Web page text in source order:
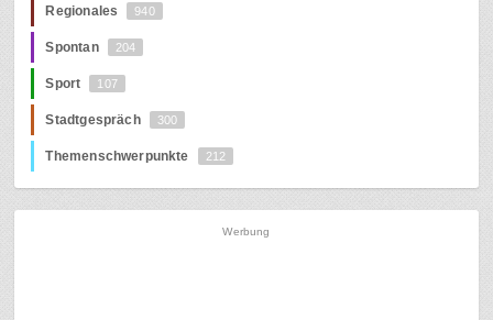
Regionales 940
Spontan 204
Sport 107
Stadtgespräch 300
Themenschwerpunkte 212
Werbung